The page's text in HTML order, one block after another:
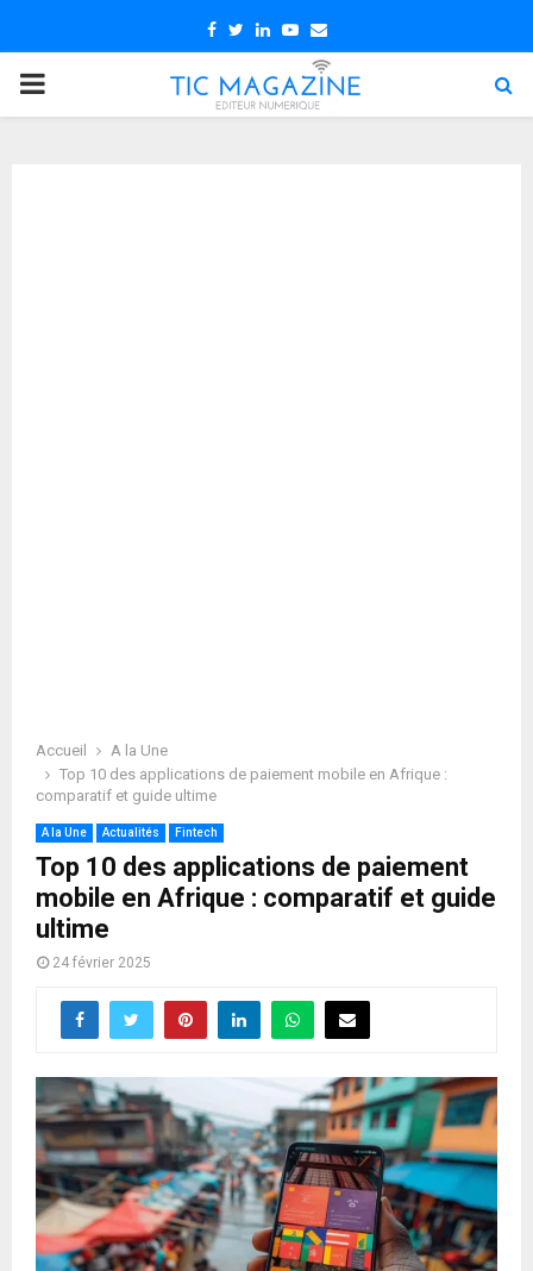
Facebook
TwitterLinkedin
Youtube
Email
PRIMARY
Accueil
A la Une
Top 10 des applications de paiement mobile en Afrique :
comparatif et guide ultime
A la Une Actualités Fintech
Top 10 des applications de paiement
mobile en Afrique : comparatif et guide
ultime
24 février 2025